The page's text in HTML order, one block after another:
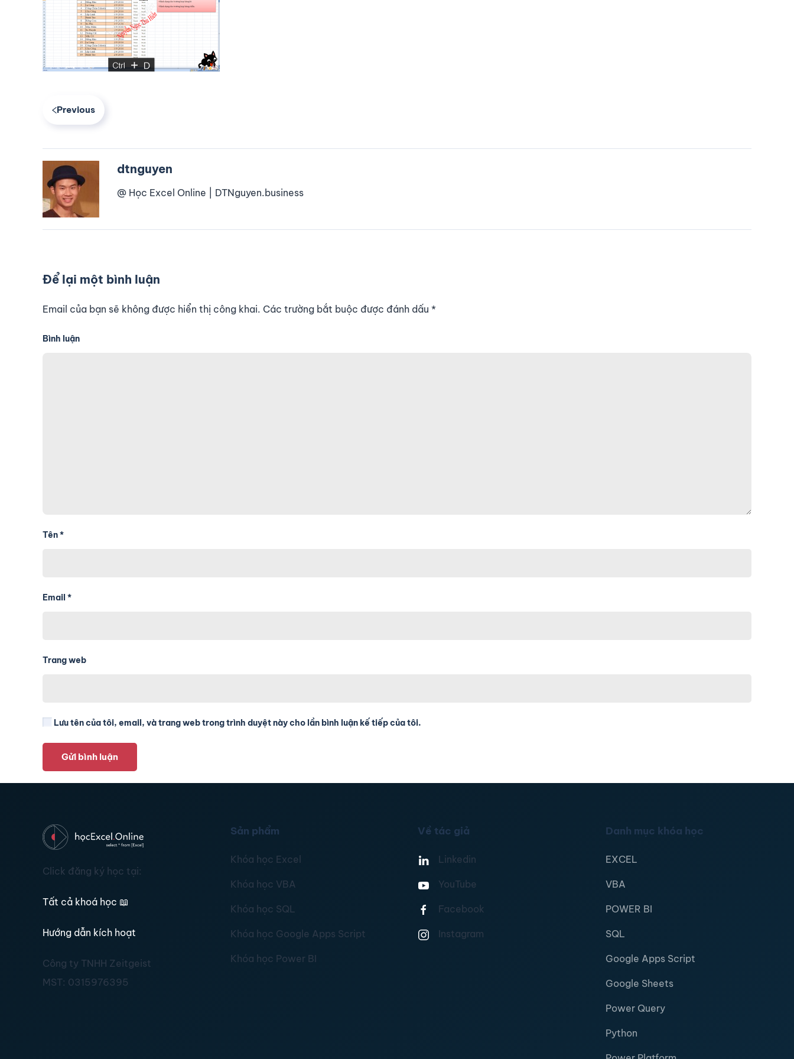
Previous
dtnguyen
@ Học Excel Online | DTNguyen.business
Để lại một bình luận
Email của bạn sẽ không được hiển thị công khai. Các trường bắt buộc được đánh dấu *
Bình luận
Tên*
Email *
Trang web
Lưu tên của tôi, email, và trang web trong trình duyệt này cho lần bình luận kế tiếp của tôi.
Gửi bình luận
Click đăng ký học tại:
Tất cả khoá học 📖
Hướng dẫn kích hoạt
Công ty TNHH Zeitgeist
MST: 0315976395
Sản phẩm
Khóa học Excel
Khóa học VBA
Khóa học SQL
Khóa học Google Apps Script
Khóa học Power BI
Về tác giả
Linkedin
YouTube
Facebook
Instagram
Danh mục khóa học
EXCEL
VBA
POWER BI
SQL
Google Apps Script
Google Sheets
Power Query
Python